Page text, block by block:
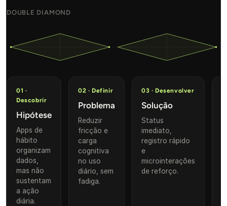
DOUBLE DIAMOND
01 ·
Descobrir
Hipótese
Apps de
hábito
organizam
dados,
mas não
sustentam
a ação
diária.
02 · Definir
Problema
Reduzir
fricção e
carga
cognitiva
no uso
diário, sem
fadiga.
03 · Desenvolver
Solução
Status
imediato,
registro rápido
e
microinterações
de reforço.